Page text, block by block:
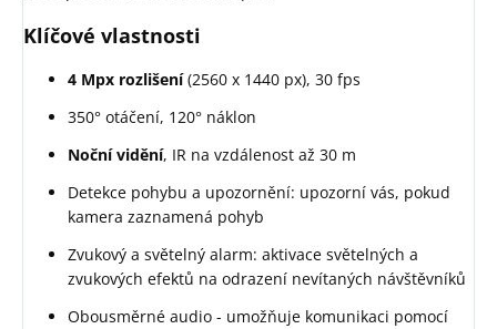
Klíčové vlastnosti
4 Mpx rozlišení(2560 x 1440 px), 30 fps
350° otáčení, 120° náklon
Noční vidění, IR na vzdálenost až 30 m
Detekce pohybu a upozornění: upozorní vás, pokud
kamera zaznamená pohyb
Zvukový a světelný alarm: aktivace světelných a
zvukových efektů na odrazení nevítaných návštěvníků
Obousměrné audio - umožňuje komunikaci pomocí